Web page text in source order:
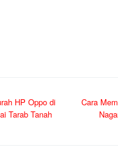
HP Oppo di
Tarab Tanah
Cara